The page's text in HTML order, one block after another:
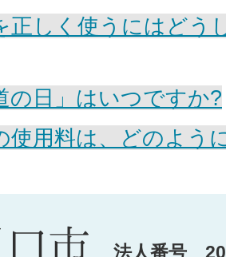
正しく使うにはどう
の日」はいつですか?
使用料は、どのよう
法人番号